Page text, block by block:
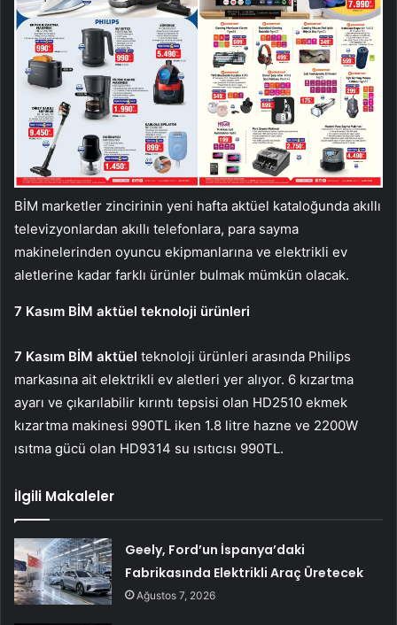
BİM marketler zincirinin yeni hafta aktüel kataloğunda akıllı
televizyonlardan akıllı telefonlara, para sayma
makinelerinden oyuncu ekipmanlarına ve elektrikli ev
aletlerine kadar farklı ürünler bulmak mümkün olacak.
7 Kasım BİM aktüel teknoloji ürünleri
7 Kasım BİM aktüel teknoloji ürünleri arasında Philips
markasına ait elektrikli ev aletleri yer alıyor. 6 kızartma
ayarı ve çıkarılabilir kırıntı tepsisi olan HD2510 ekmek
kızartma makinesi 990TL iken 1.8 litre hazne ve 2200W
ısıtma gücü olan HD9314 su ısıtıcısı 990TL.
İlgili Makaleler
Geely, Ford’un İspanya’daki
Fabrikasında Elektrikli Araç Üretecek
Ağustos 7, 2026